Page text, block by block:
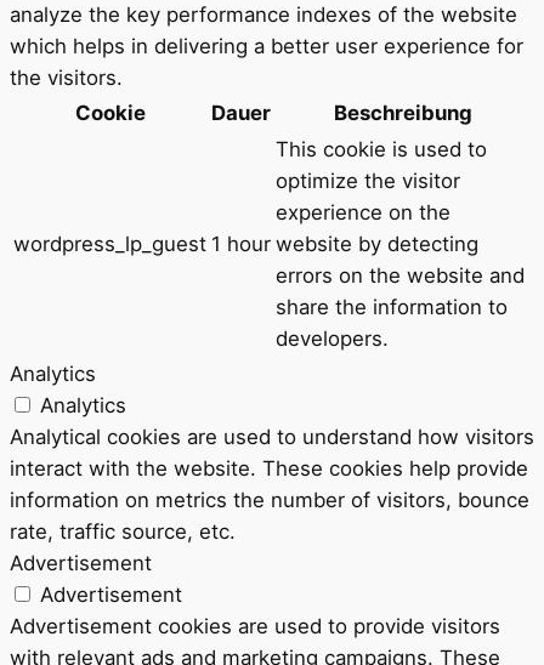
analyze the key performance indexes of the website
which helps in delivering a better user experience for
the visitors.
Cookie
Dauer Beschreibung
wordpress_lp_guest 1 hour
This cookie is used to
optimize the visitor
experience on the
website by detecting
errors on the website and
share the information to
developers.
Analytics
Analytics
Analytical cookies are used to understand how visitors
interact with the website. These cookies help provide
information on metrics the number of visitors, bounce
rate, traffic source, etc.
Advertisement
Advertisement
Advertisement cookies are used to provide visitors
with relevant ads and marketing campaigns. These